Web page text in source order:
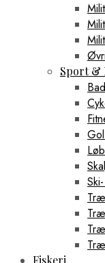
Sport &
Fiskeri